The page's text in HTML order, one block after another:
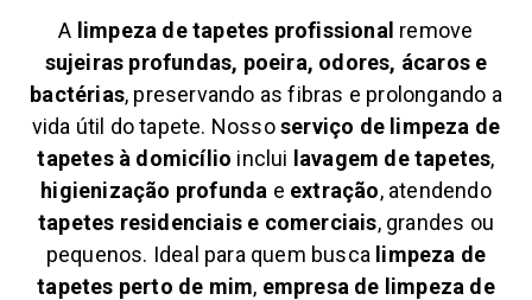
A limpeza de tapetes profissional remove
sujeiras profundas, poeira, odores, ácaros e
bactérias, preservando as fibras e prolongando a
vida útil do tapete. Nossoserviço de limpeza de
tapetes à domicílio inclui lavagem de tapetes,
higienização profunda e extração, atendendo
tapetes residenciais e comerciais, grandes ou
pequenos. Ideal para quem busca limpeza de
tapetes perto de mim, empresa de limpeza de